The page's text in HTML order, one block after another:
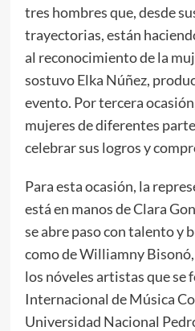
tres hombres que, desde
trayectorias, están
al reconocimiento de la
sostuvo Elka Núñez,
evento. Por tercera
mujeres de diferentes
celebrar sus logros y
Para esta ocasión, la
está en manos de Clara
se abre paso con talento y
como de Williamny
los nóveles artistas que se
Internacional de Música
Universidad Nacional